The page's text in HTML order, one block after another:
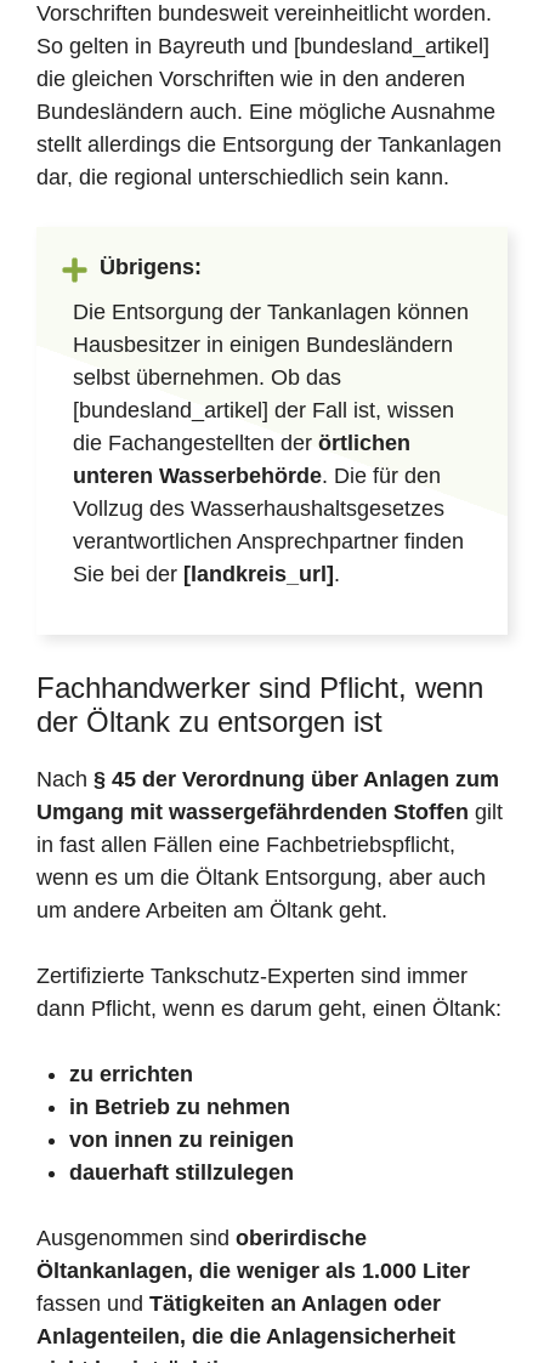
Vorschriften bundesweit vereinheitlicht worden.
So gelten in Bayreuth und [bundesland_artikel]
die gleichen Vorschriften wie in den anderen
Bundesländern auch. Eine mögliche Ausnahme
stellt allerdings die Entsorgung der Tankanlagen
dar, die regional unterschiedlich sein kann.
Übrigens:
Die Entsorgung der Tankanlagen können
Hausbesitzer in einigen Bundesländern
selbst übernehmen. Ob das
[bundesland_artikel] der Fall ist, wissen
die Fachangestellten der örtlichen
unteren Wasserbehörde. Die für den
Vollzug des Wasserhaushaltsgesetzes
verantwortlichen Ansprechpartner finden
Sie bei der [landkreis_url] .
Fachhandwerker sind Pflicht, wenn
der Öltank zu entsorgen ist
Nach § 45 der Verordnung über Anlagen zum
Umgang mit wassergefährdenden Stoffen gilt
in fast allen Fällen eine Fachbetriebspflicht,
wenn es um die Öltank Entsorgung, aber auch
um andere Arbeiten am Öltank geht.
Zertifizierte Tankschutz-Experten sind immer
dann Pflicht, wenn es darum geht, einen Öltank:
zu errichten
in Betrieb zu nehmen
von innen zu reinigen
dauerhaft stillzulegen
Ausgenommen sind oberirdische
Öltankanlagen, die weniger als 1.000 Liter
fassen und Tätigkeiten an Anlagen oder
Anlagenteilen, die die Anlagensicherheit